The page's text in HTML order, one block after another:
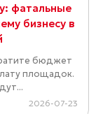
фатальные
бизнесу в
бюджет
площадок.
2026-07-23